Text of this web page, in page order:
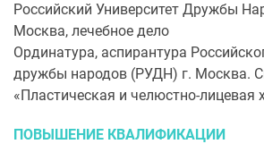
Российский Университет Дружбы
Москва, лечебное дело
Ординатура, аспирантура
дружбы народов (РУДН) г. Москва.
«Пластическая и челюстно-лицевая
ПОВЫШЕНИЕ КВАЛИФИКАЦИИ